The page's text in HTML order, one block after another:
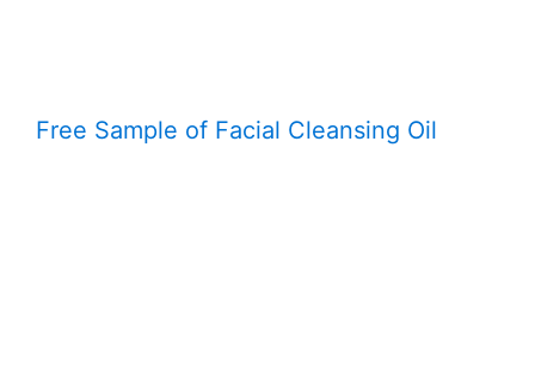
Free Sample of Facial Cleansing Oil